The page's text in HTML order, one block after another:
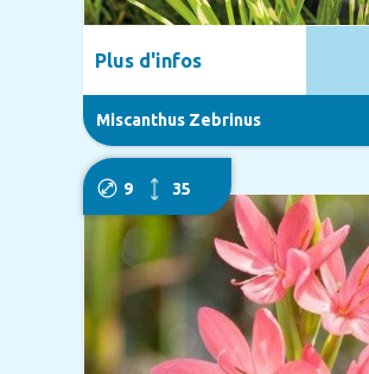
Miscanthus Zebrinus
Plus d'infos
9 35